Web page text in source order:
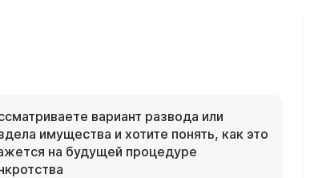
вариант развода или
имущества и хотите понять, как это
на будущей процедуре